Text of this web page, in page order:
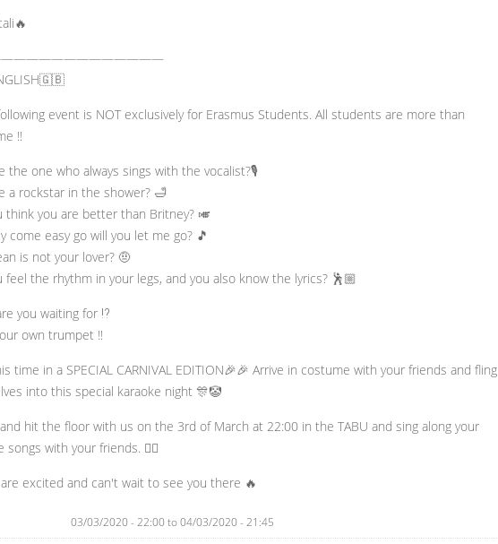
event is NOT exclusively for Erasmus Students. All students are more than
‼️
the one who always sings with the vocalist?🎙
a rockstar in the shower? 🛁
think you are better than Britney? 🎺
come easy go will you let me go? 🎵
is not your lover? 🤨
feel the rhythm in your legs, and you also know the lyrics? 🕺🏼
you waiting for ⁉️
own trumpet ‼️
time in a SPECIAL CARNIVAL EDITION🎉🎉 Arrive in costume with your friends and fling
into this special karaoke night 🎊🤡
hit the floor with us on the 3rd of March at 22:00 in the TABU and sing along your
songs with your friends. 👯‍♀️
are excited and can't wait to see you there 🔥
03/03/2020 - 22:00to04/03/2020 - 21:45